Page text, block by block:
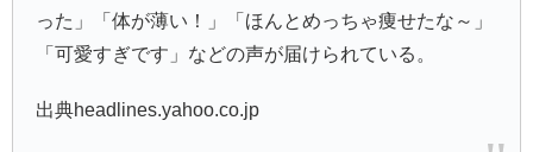
った」「体が薄い！」「ほんとめっちゃ痩せたな～」
「可愛すぎです」などの声が届けられている。
出典headlines.yahoo.co.jp